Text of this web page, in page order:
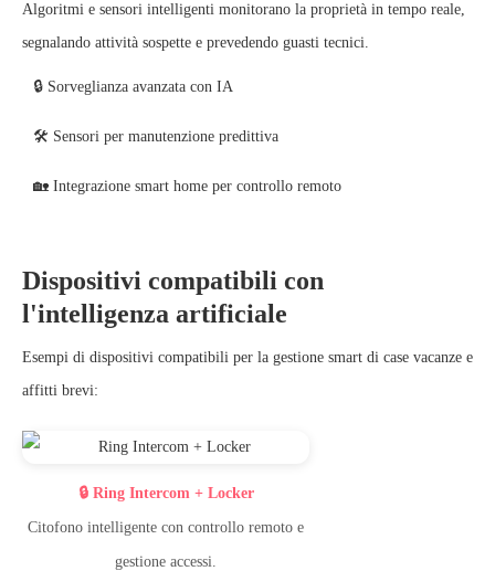
Algoritmi e sensori intelligenti monitorano la proprietà in tempo reale,
segnalando attività sospette e prevedendo guasti tecnici.
🔒 Sorveglianza avanzata con IA
🛠️ Sensori per manutenzione predittiva
🏡 Integrazione smart home per controllo remoto
Dispositivi compatibili con
l'intelligenza artificiale
Esempi di dispositivi compatibili per la gestione smart di case vacanze e
affitti brevi:
🔒 Ring Intercom + Locker
Citofono intelligente con controllo remoto e
gestione accessi.